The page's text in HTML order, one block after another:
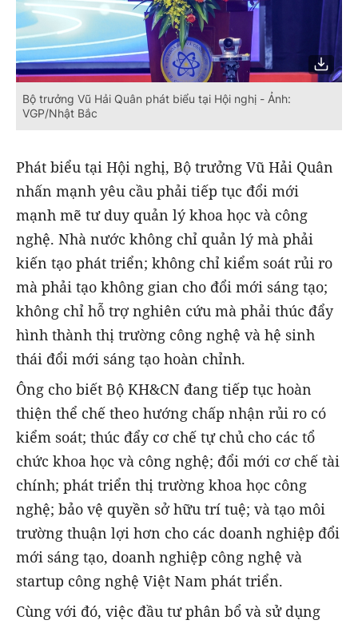
Bộ trưởng Vũ Hải Quân phát biểu tại Hội nghị - Ảnh:
VGP/Nhật Bắc
Phát biểu tại Hội nghị, Bộ trưởng Vũ Hải Quân
nhấn mạnh yêu cầu phải tiếp tục đổi mới
mạnh mẽ tư duy quản lý khoa học và công
nghệ. Nhà nước không chỉ quản lý mà phải
kiến tạo phát triển; không chỉ kiểm soát rủi ro
mà phải tạo không gian cho đổi mới sáng tạo;
không chỉ hỗ trợ nghiên cứu mà phải thúc đẩy
hình thành thị trường công nghệ và hệ sinh
thái đổi mới sáng tạo hoàn chỉnh.
Ông cho biết Bộ KH&CN đang tiếp tục hoàn
thiện thể chế theo hướng chấp nhận rủi ro có
kiểm soát; thúc đẩy cơ chế tự chủ cho các tổ
chức khoa học và công nghệ; đổi mới cơ chế tài
chính; phát triển thị trường khoa học công
nghệ; bảo vệ quyền sở hữu trí tuệ; và tạo môi
trường thuận lợi hơn cho các doanh nghiệp đổi
mới sáng tạo, doanh nghiệp công nghệ và
startup công nghệ Việt Nam phát triển.
Cùng với đó, việc đầu tư phân bổ và sử dụng